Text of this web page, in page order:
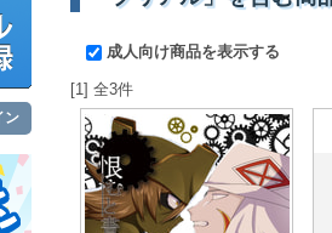
ン
成人向け商品を表示する
[1] 全3件